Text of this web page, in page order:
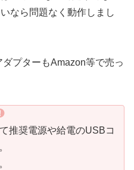
なら問題なく動作しまし
プターもAmazon等で売っ
推奨電源や給電のUSBコ